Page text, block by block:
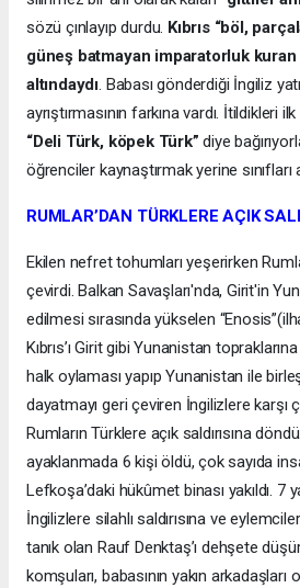
sözü çınlayıp durdu. Kıbrıs “böl,
güneş batmayan imparatorluk
altındaydı. Babası gönderdiği İngiliz
ayrıştırmasının farkına vardı. İtildikleri
“Deli Türk, köpek Türk” diye
öğrenciler kaynaştırmak yerine sınıfları
RUMLAR’DAN TÜRKLERE AÇIK
Ekilen nefret tohumları yeşerirken
çevirdi. Balkan Savaşları'nda, Girit'in
edilmesi sırasında yükselen
Kıbrıs’ı Girit gibi Yunanistan
halk oylaması yapıp Yunanistan ile
dayatmayı geri çeviren İngilizlere karşı
Rumların Türklere açık saldırısına
ayaklanmada 6 kişi öldü, çok sayıda
Lefkoşa’daki hükûmet binası yakıldı. 7
İngilizlere silahlı saldırısına ve
tanık olan Rauf Denktaş’ı dehşete
komşuları, babasının yakın arkadaşları